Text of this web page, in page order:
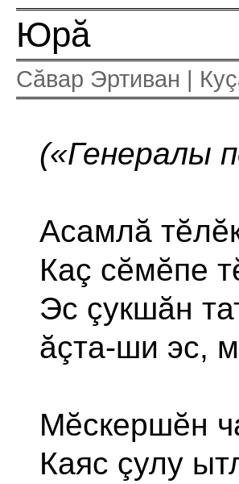
Юрă
Сăвар Эртиван |
(«Генералы
Асамлă
Каç сĕмĕпе
Эс çукшăн
ăçта-ши эс,
Мĕскершĕн
Каяс çулу